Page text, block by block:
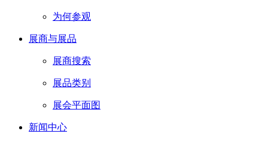
为何参观
展商与展品
展商搜索
展品类别
展会平面图
新闻中心